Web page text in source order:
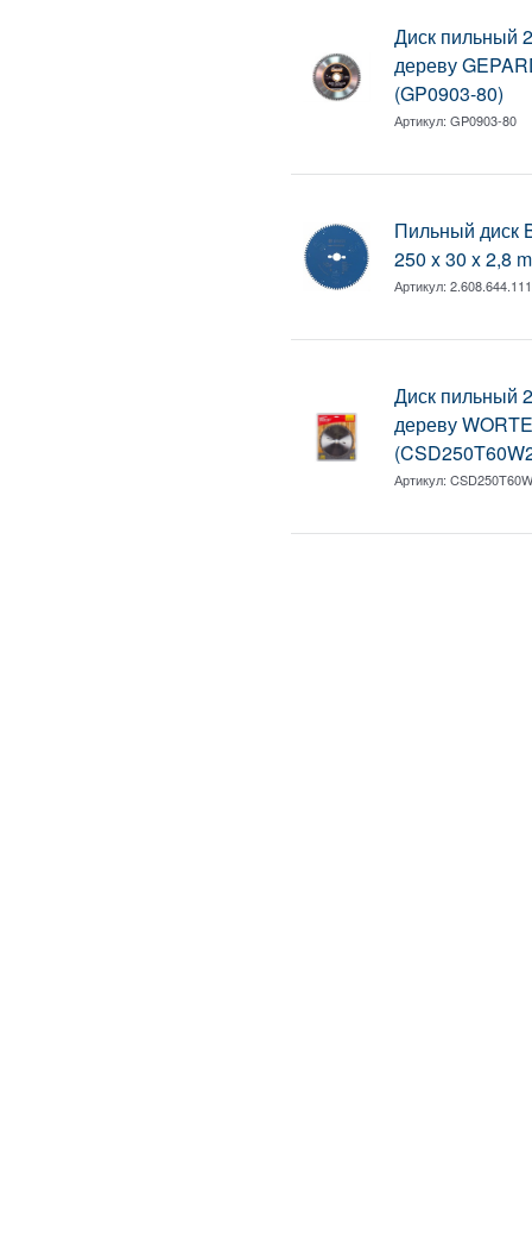
Диск пильный
дереву
(GP0903-80)
Артикул:GP0903-80
Пильный диск
250 x 30 x 2,8
Артикул:2.608.644.111
Диск пильный
дереву
Артикул: